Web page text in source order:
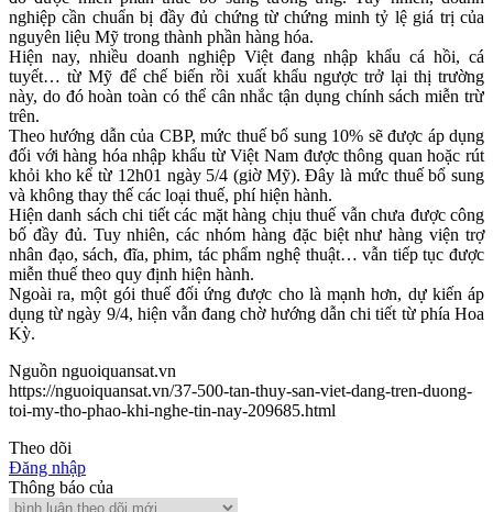
nghiệp cần chuẩn bị đầy đủ chứng từ chứng minh tỷ lệ giá trị của
nguyên liệu Mỹ trong thành phần hàng hóa.
Hiện nay, nhiều doanh nghiệp Việt đang nhập khẩu cá hồi, cá
tuyết… từ Mỹ để chế biến rồi xuất khẩu ngược trở lại thị trường
này, do đó hoàn toàn có thể cân nhắc tận dụng chính sách miễn trừ
trên.
Theo hướng dẫn của CBP, mức thuế bổ sung 10% sẽ được áp dụng
đối với hàng hóa nhập khẩu từ Việt Nam được thông quan hoặc rút
khỏi kho kể từ 12h01 ngày 5/4 (giờ Mỹ). Đây là mức thuế bổ sung
và không thay thế các loại thuế, phí hiện hành.
Hiện danh sách chi tiết các mặt hàng chịu thuế vẫn chưa được công
bố đầy đủ. Tuy nhiên, các nhóm hàng đặc biệt như hàng viện trợ
nhân đạo, sách, đĩa, phim, tác phẩm nghệ thuật… vẫn tiếp tục được
miễn thuế theo quy định hiện hành.
Ngoài ra, một gói thuế đối ứng được cho là mạnh hơn, dự kiến áp
dụng từ ngày 9/4, hiện vẫn đang chờ hướng dẫn chi tiết từ phía Hoa
Kỳ.
Nguồn nguoiquansat.vn
https://nguoiquansat.vn/37-500-tan-thuy-san-viet-dang-tren-duong-
toi-my-tho-phao-khi-nghe-tin-nay-209685.html
Theo dõi
Đăng nhập
Thông báo của